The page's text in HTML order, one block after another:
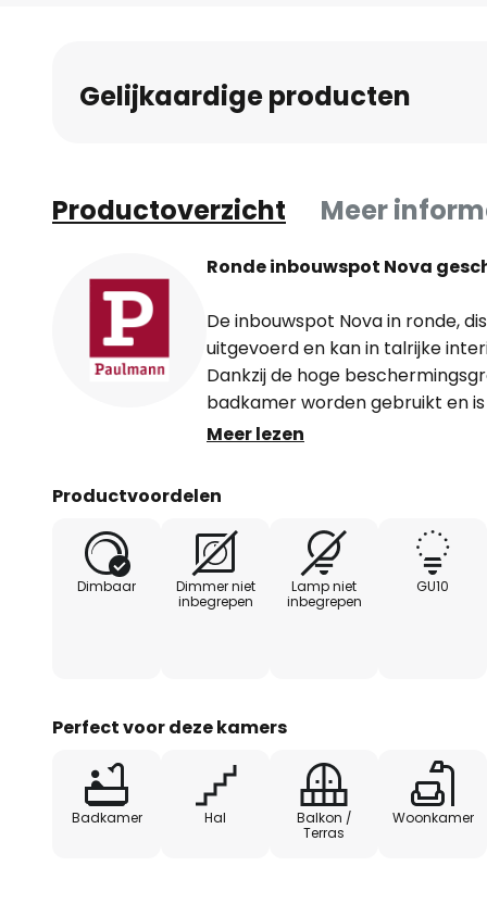
vanGelijkaardige producten
Productoverzicht Meer
Ronde inbouwspot Nova
De inbouwspot Nova in ronde,
uitgevoerd en kan in talrijke
Dankzij de hoge
badkamer worden gebruikt en
monteren. Door de
- Geschikt voor vochtige
- Plaatsing van de lamp zonder
Meer lezen
Productvoordelen
Dimbaar
Dimmer niet
inbegrepen
Lamp niet
inbegrepen
GU10
Perfect voor deze kamers
Badkamer Hal
Balkon /
Terras
Woonkamer